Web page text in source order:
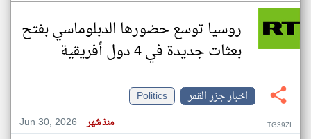
روسيا توسع حضورها الدبلوماسي بفتح
بعثات جديدة في 4 دول أفريقية
اخبار جزر القمر
Politics
Jun 30, 2026
منذ شهر TG39ZI